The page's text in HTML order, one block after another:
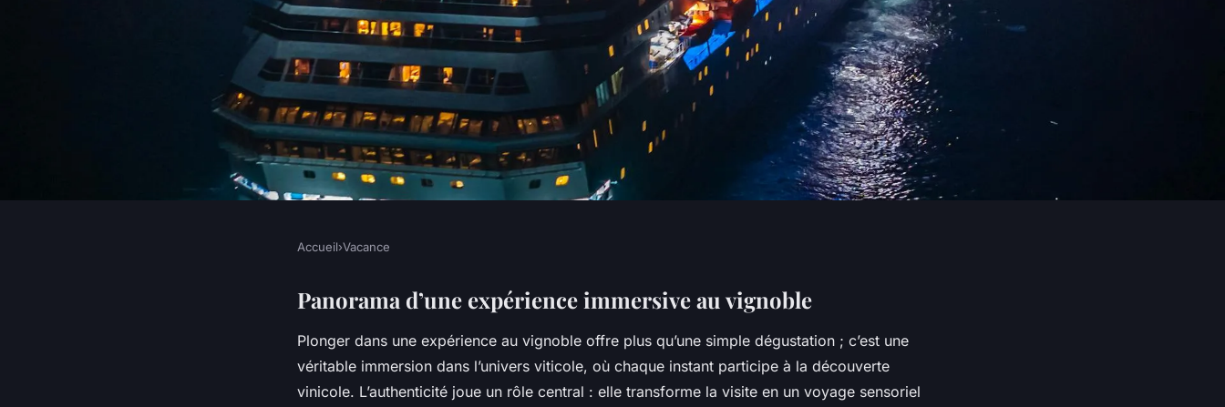
Immersion Totale au Cœur d'un
Vignoble : Une Expérience Inoubliable
Accueil›Vacance
Panorama d’une expérience immersive au vignoble
Plonger dans une expérience au vignoble offre plus qu’une simple dégustation ; c’est une
véritable immersion dans l’univers viticole, où chaque instant participe à la découverte
vinicole. L’authenticité joue un rôle central : elle transforme la visite en un voyage sensoriel